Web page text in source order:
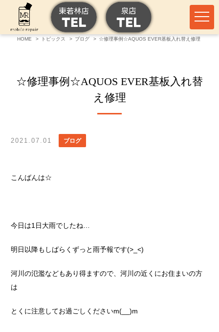
HOME トピックス ブログ ☆修理事例☆AQUOS EVER基板入れ替え修理
☆修理事例☆AQUOS EVER基板入れ替
え修理
2021.07.01 ブログ
こんばんは☆
今日は1日大雨でしたね…
明日以降もしばらくずっと雨予報です(>_<)
河川の氾濫などもあり得ますので、河川の近くにお住まいの方
は
とくに注意してお過ごしくださいm(__)m